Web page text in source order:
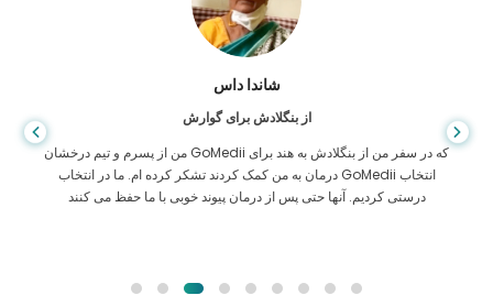
شاندا داس
از بنگلادش برای گوارش
من از پسرم و تیم درخشان GoMedii که در سفر من از بنگلادش به هند برای
درمان به من کمک کردند تشکر کرده ام. ما در انتخاب GoMedii انتخاب
درستی کردیم. آنها حتی پس از درمان پیوند خوبی با ما حفظ می کنند